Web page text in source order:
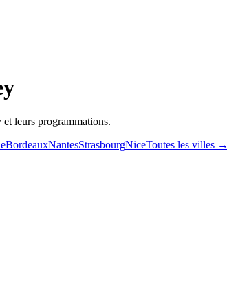
leurs programmations.
BordeauxNantesStrasbourgNiceToutes les villes →